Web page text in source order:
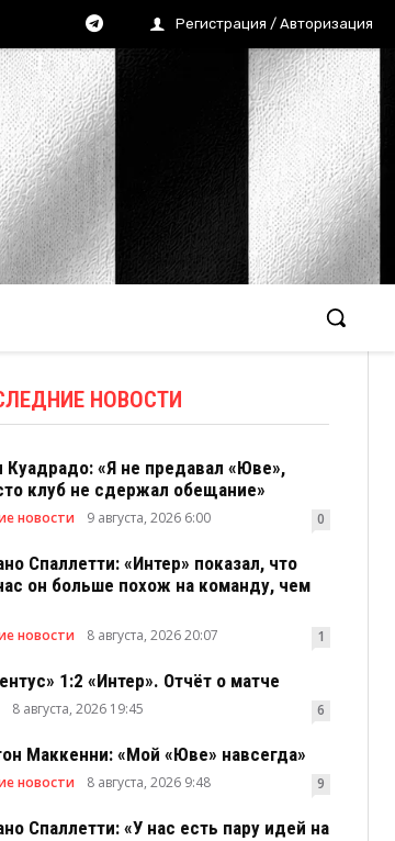
Регистрация / Авторизация
НОВОСТИ
Куадрадо: «Я не предавал «Юве»,
клуб не сдержал обещание»
новости 9 августа, 2026 6:00 0
Спаллетти: «Интер» показал, что
он больше похож на команду, чем
новости 8 августа, 2026 20:07 1
1:2 «Интер». Отчёт о матче
8 августа, 2026 19:45 6
Маккенни: «Мой «Юве» навсегда»
новости 8 августа, 2026 9:48 9
Спаллетти: «У нас есть пару идей на